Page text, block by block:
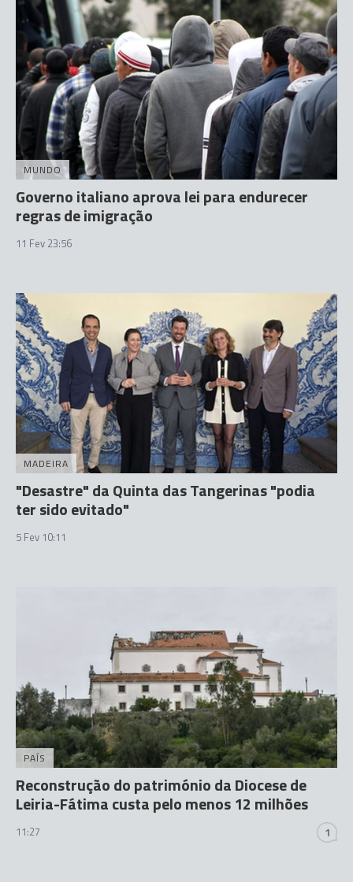
MUNDO
Governo italiano aprova lei para endurecer
regras de imigração
11 Fev 23:56
MADEIRA
"Desastre" da Quinta das Tangerinas "podia
ter sido evitado"
5 Fev 10:11
PAÍS
Reconstrução do património da Diocese de
Leiria-Fátima custa pelo menos 12 milhões
11:27 1